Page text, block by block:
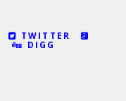
TWITTER
DIGG